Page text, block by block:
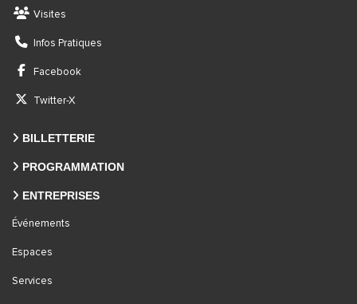
Visites
Infos Pratiques
Facebook
Twitter-X
BILLETTERIE
PROGRAMMATION
ENTREPRISES
Événements
Espaces
Services